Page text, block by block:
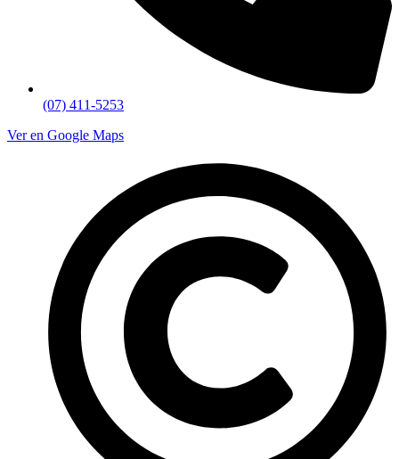
(07) 411-5253
Ver en Google Maps